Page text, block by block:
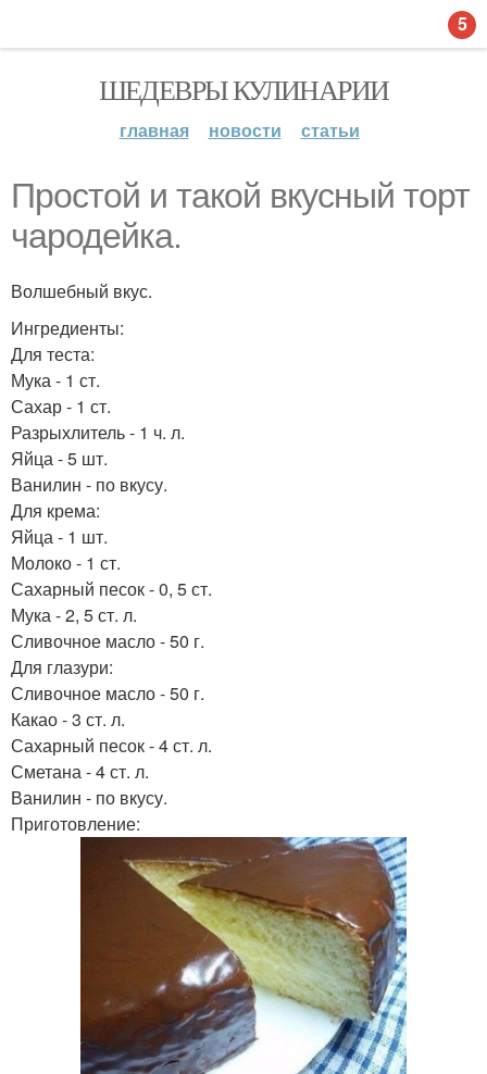
ШЕДЕВРЫ КУЛИНАРИИ
главная новости статьи
Простой и такой вкусный торт
чародейка.
Волшебный вкус.
Ингредиенты:
Для теста:
Мука - 1 ст.
Сахар - 1 ст.
Разрыхлитель - 1 ч. л.
Яйца - 5 шт.
Ванилин - по вкусу.
Для крема:
Яйца - 1 шт.
Молоко - 1 ст.
Сахарный песок - 0, 5 ст.
Мука - 2, 5 ст. л.
Сливочное масло - 50 г.
Для глазури:
Сливочное масло - 50 г.
Какао - 3 ст. л.
Сахарный песок - 4 ст. л.
Сметана - 4 ст. л.
Ванилин - по вкусу.
Приготовление:
5